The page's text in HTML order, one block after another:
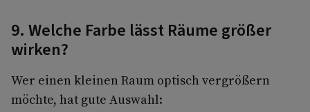
9. Welche Farbe lässt Räume größer
wirken?
Wer einen kleinen Raum optisch vergrößern
möchte, hat gute Auswahl: